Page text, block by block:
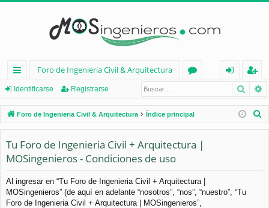
nl
ac
es
rá
pi
d
os
Foro de Ingenieria Civil & Arquitectura
os
nt
ifi
eg
ist
ra
Identificarse Registrarse
Foro de Ingenieria Civil & Arquitectura Índice principal
Tu Foro de Ingenieria Civil + Arquitectura |
MOSingenieros - Condiciones de uso
Al ingresar en “Tu Foro de Ingenieria Civil + Arquitectura |
MOSingenieros” (de aquí en adelante “nosotros”, “nos”, “nuestro”, “Tu
Foro de Ingenieria Civil + Arquitectura | MOSingenieros”,